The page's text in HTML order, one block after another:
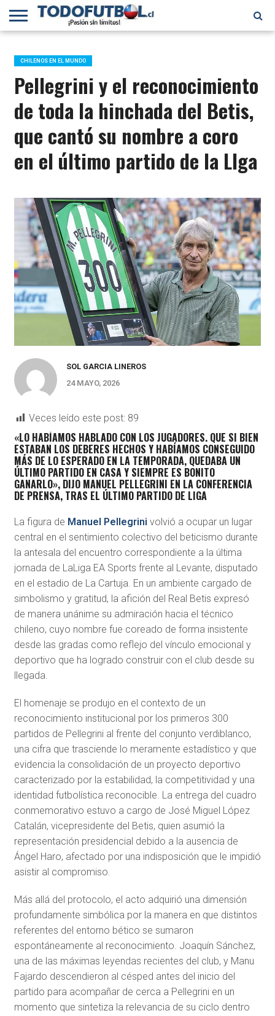
PRIMERA
B
SELECCIÓN
CHILENA
CHILENOS
EN EL
MUNDO
FÚTBOL
INTERNACIONAL
CHILENOS EN EL MUNDO
Pellegrini y el reconocimiento
de toda la hinchada del Betis,
que cantó su nombre a coro
en el último partido de la LIga
SOL GARCIA LINEROS
24 MAYO, 2026
Veces leído este post: 89
«LO HABÍAMOS HABLADO CON LOS JUGADORES. QUE SI BIEN
ESTABAN LOS DEBERES HECHOS Y HABÍAMOS CONSEGUIDO
MÁS DE LO ESPERADO EN LA TEMPORADA, QUEDABA UN
ÚLTIMO PARTIDO EN CASA Y SIEMPRE ES BONITO
GANARLO», DIJO MANUEL PELLEGRINI EN LA CONFERENCIA
DE PRENSA, TRAS EL ÚLTIMO PARTIDO DE LIGA
La figura de Manuel Pellegrini volvió a ocupar un lugar
central en el sentimiento colectivo del beticismo durante
la antesala del encuentro correspondiente a la última
jornada de LaLiga EA Sports frente al Levante, disputado
en el estadio de La Cartuja. En un ambiente cargado de
simbolismo y gratitud, la afición del Real Betis expresó
de manera unánime su admiración hacia el técnico
chileno, cuyo nombre fue coreado de forma insistente
desde las gradas como reflejo del vínculo emocional y
deportivo que ha logrado construir con el club desde su
llegada.
El homenaje se produjo en el contexto de un
reconocimiento institucional por los primeros 300
partidos de Pellegrini al frente del conjunto verdiblanco,
una cifra que trasciende lo meramente estadístico y que
evidencia la consolidación de un proyecto deportivo
caracterizado por la estabilidad, la competitividad y una
identidad futbolística reconocible. La entrega del cuadro
conmemorativo estuvo a cargo de José Miguel López
Catalán, vicepresidente del Betis, quien asumió la
representación presidencial debido a la ausencia de
Ángel Haro, afectado por una indisposición que le impidió
asistir al compromiso.
Más allá del protocolo, el acto adquirió una dimensión
profundamente simbólica por la manera en que distintos
referentes del entorno bético se sumaron
espontáneamente al reconocimiento. Joaquín Sánchez,
una de las máximas leyendas recientes del club, y Manu
Fajardo descendieron al césped antes del inicio del
partido para acompañar de cerca a Pellegrini en un
momento que sintetiza la relevancia de su ciclo dentro